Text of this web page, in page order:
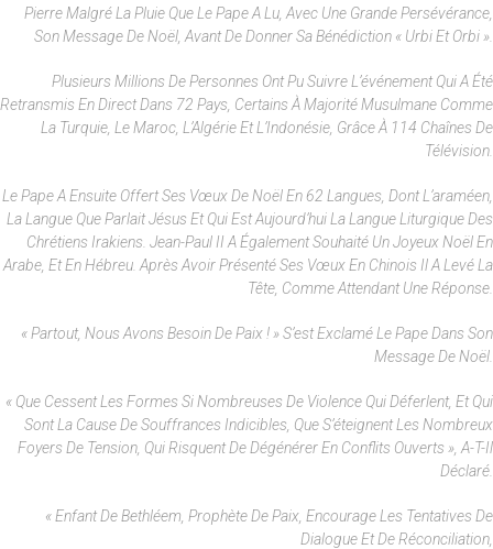
Pierre Malgré La Pluie Que Le Pape A Lu, Avec Une Grande Persévérance,
Son Message De Noël, Avant De Donner Sa Bénédiction « Urbi Et Orbi ».
Plusieurs Millions De Personnes Ont Pu Suivre L’événement Qui A Été
Retransmis En Direct Dans 72 Pays, Certains À Majorité Musulmane Comme
La Turquie, Le Maroc, L’Algérie Et L’Indonésie, Grâce À 114 Chaînes De
Télévision.
Le Pape A Ensuite Offert Ses Vœux De Noël En 62 Langues, Dont L’araméen,
La Langue Que Parlait Jésus Et Qui Est Aujourd’hui La Langue Liturgique Des
Chrétiens Irakiens. Jean-Paul II A Également Souhaité Un Joyeux Noël En
Arabe, Et En Hébreu. Après Avoir Présenté Ses Vœux En Chinois Il A Levé La
Tête, Comme Attendant Une Réponse.
« Partout, Nous Avons Besoin De Paix ! » S’est Exclamé Le Pape Dans Son
Message De Noël.
« Que Cessent Les Formes Si Nombreuses De Violence Qui Déferlent, Et Qui
Sont La Cause De Souffrances Indicibles, Que S’éteignent Les Nombreux
Foyers De Tension, Qui Risquent De Dégénérer En Conflits Ouverts », A-T-Il
Déclaré.
« Enfant De Bethléem, Prophète De Paix, Encourage Les Tentatives De
Dialogue Et De Réconciliation,